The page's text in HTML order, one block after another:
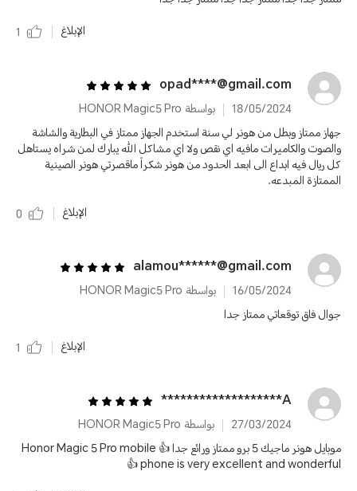
الإبلاغ
1
opad****@gmail.com
18/05/2024
بواسطة HONOR Magic5 Pro
جهاز ممتاز وبطل من هونر لي سنة استخدم الجهاز ممتاز في البطارية والشاشة
والصوت والكاميرات مافيه اي نقص ولا اي مشاكل الله يبارك لمن شراه يستاهل
كل ريال فيه ابداع الى ابعد الحدود من هونر شكراً ماقصرتي هونر الصينية
الممتازة المبدعه.
الإبلاغ
0
alamou******@gmail.com
16/05/2024
بواسطة HONOR Magic5 Pro
جوال فاق توقعاتي ممتاز جدا
الإبلاغ
1
A*******************
27/03/2024
بواسطة HONOR Magic5 Pro
موبايل هونر ماجيك 5 برو ممتاز ورائع جدا 👍 Honor Magic 5 Pro mobile
phone is very excellent and wonderful 👍